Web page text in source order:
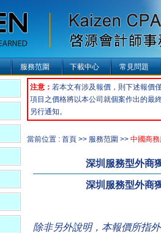
服務范圍 下載中心 常見問題
注意： 若本文有涉及報價，則下述報價
項目之價格將以本公司就個案作出的最
另行通知。
當前位置 : 首頁 >> 服務范圍 >> 中國商
深圳服務型外商
深圳服務型外商
除非另外說明，本報價所指